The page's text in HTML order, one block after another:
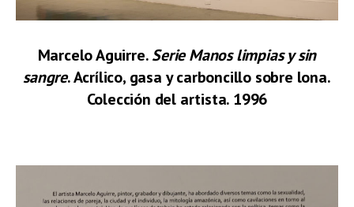
Marcelo Aguirre.Serie Manos limpias y sin
sangre. Acrílico, gasa y carboncillo sobre lona.
Colección del artista. 1996